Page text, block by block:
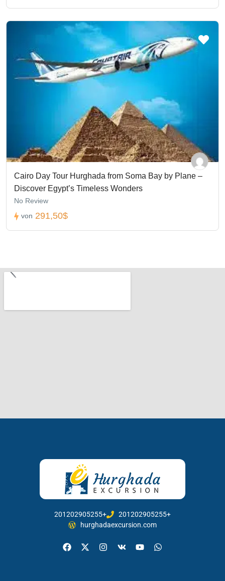
Cairo Day Tour Hurghada from Soma Bay by Plane –
Discover Egypt’s Timeless Wonders
No Review
von 291,50$
201202905255+
201202905255+
hurghadaexcursion.com